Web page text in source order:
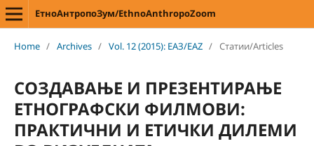
ЕтноАнтропоЗум/EthnoAnthropoZoom
Home / Archives / Vol. 12 (2015): ЕАЗ/EAZ / Статии/Articles
СОЗДАВАЊЕ И ПРЕЗЕНТИРАЊЕ
ЕТНОГРАФСКИ ФИЛМОВИ:
ПРАКТИЧНИ И ЕТИЧКИ ДИЛЕМИ